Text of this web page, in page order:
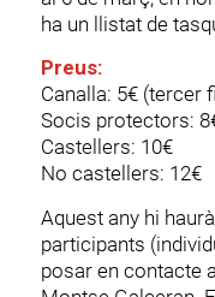
ha un llistat de
Preus:
Canalla: 5€ (tercer
Socis protectors:
Castellers: 10€
No castellers: 12€
Aquest any hi
participants
posar en contacte